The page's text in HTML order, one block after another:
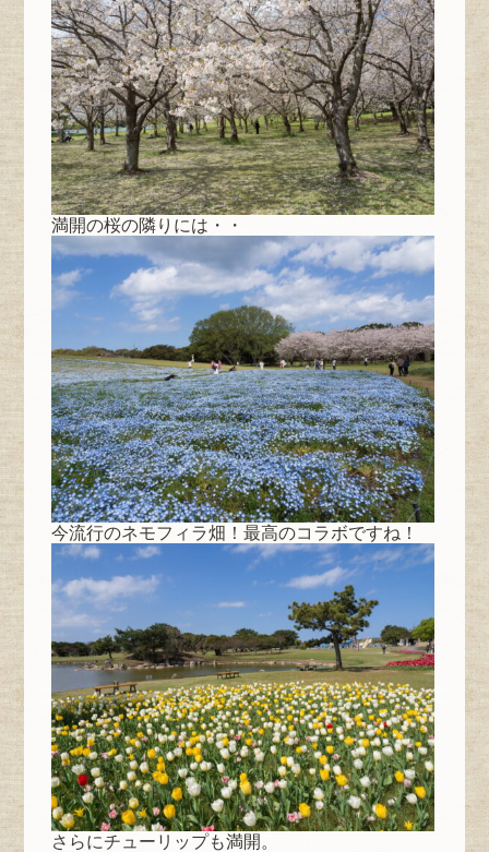
満開の桜の隣りには・・
今流行のネモフィラ畑！最高のコラボですね！
さらにチューリップも満開。